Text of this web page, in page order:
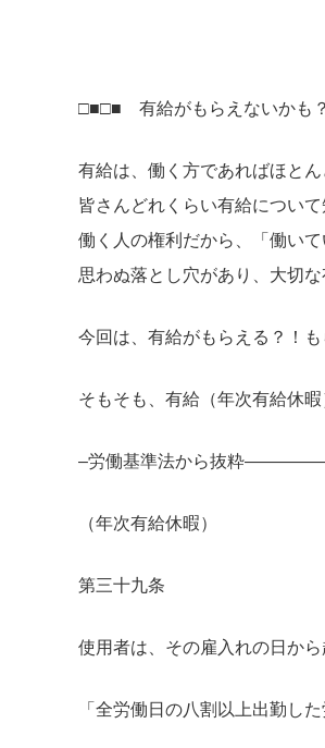
□■□■ 有給がもらえないかも
有給は、働く方であればほと
皆さんどれくらい有給につい
働く人の権利だから、「働い
思わぬ落とし穴があり、大切
今回は、有給がもらえる？！
そもそも、有給（年次有給休
–労働基準法から抜粋
（年次有給休暇）
第三十九条
使用者は、その雇入れの日か
「全労働日の八割以上出勤し